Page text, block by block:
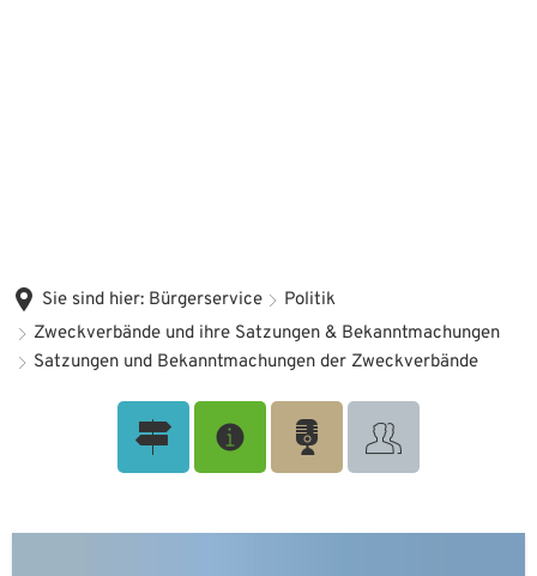
Sie sind hier: Bürgerservice
Politik
Zweckverbände und ihre Satzungen & Bekanntmachungen
Satzungen und Bekanntmachungen der Zweckverbände